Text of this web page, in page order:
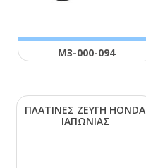
Μ3-000-094
ΠΛΑΤΙΝΕΣ ΖΕΥΓΗ ΗΟΝDΑ
ΙΑΠΩΝΙΑΣ